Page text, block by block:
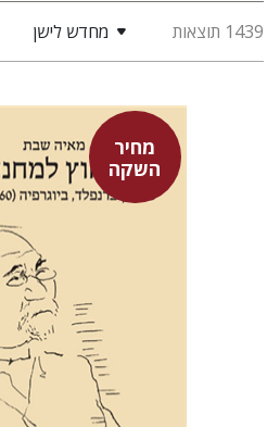
1439 תוצאות מחדש לישן
מחיר
השקה
מאיה שבת